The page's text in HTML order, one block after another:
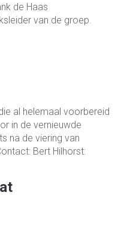
de Haas
van de groep.
al helemaal voorbereid
in de vernieuwde
na de viering van
Bert Hilhorst: